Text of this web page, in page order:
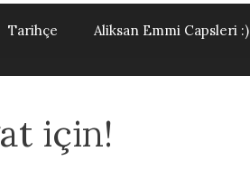
Tarihçe Aliksan Emmi Capsleri :)
için!